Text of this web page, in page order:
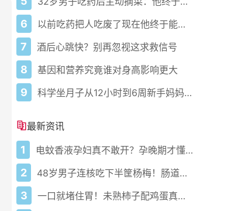
6 以前吃药把人吃废了现在他终于能好起来了
7 酒后心跳快？别再忽视这求救信号
8 基因和营养究竟谁对身高影响更大
9 科学坐月子从12小时到6周新手妈妈必藏护理攻略
最新资讯
1 电蚊香液孕妇真不敢开？孕晚期才懂的防蚊安全红线！
2 48岁男子连核吃下半筐杨梅！肠道被堵得严严实实，他最后咋脱险的？
3 一口就堵住胃！未熟柿子配鸡蛋真会得胃石症？医生紧急提醒